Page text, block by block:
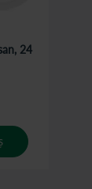
24